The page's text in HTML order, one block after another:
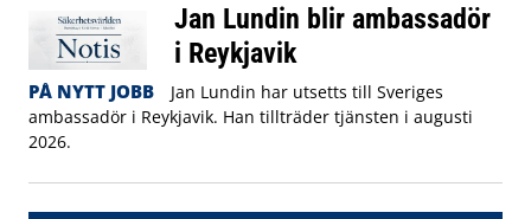
Jan Lundin blir ambassadör
i Reykjavik
PÅ NYTT JOBB
Jan Lundin har utsetts till Sveriges
ambassadör i Reykjavik. Han tillträder tjänsten i augusti
2026.